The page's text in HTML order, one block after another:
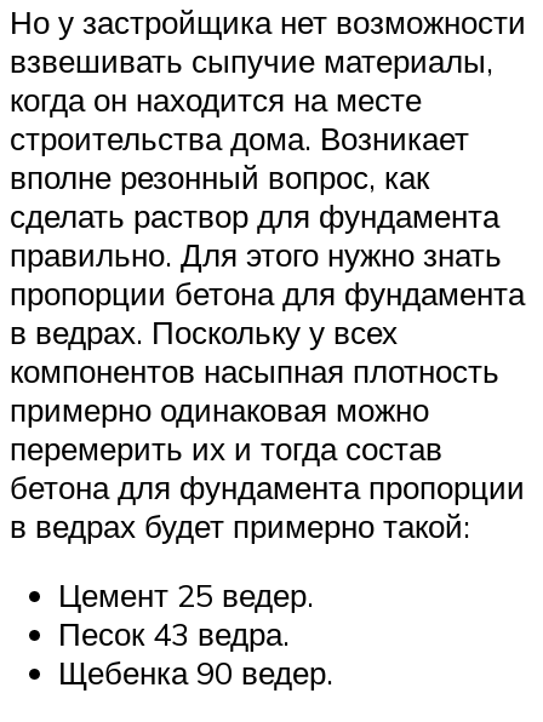
Но у застройщика нет возможности
взвешивать сыпучие материалы,
когда он находится на месте
строительства дома. Возникает
вполне резонный вопрос, как
сделать раствор для фундамента
правильно. Для этого нужно знать
пропорции бетона для фундамента
в ведрах. Поскольку у всех
компонентов насыпная плотность
примерно одинаковая можно
перемерить их и тогда состав
бетона для фундамента пропорции
в ведрах будет примерно такой:
Цемент 25 ведер.
Песок 43 ведра.
Щебенка 90 ведер.